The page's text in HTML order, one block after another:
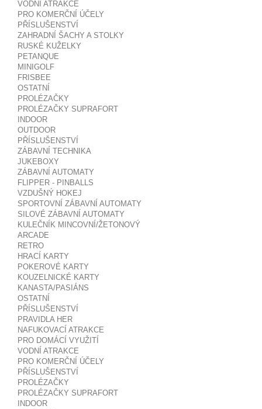
VODNÍ ATRAKCE
PRO KOMERČNÍ ÚČELY
PŘÍSLUŠENSTVÍ
ZAHRADNÍ ŠACHY A STOLKY
RUSKÉ KUŽELKY
PETANQUE
MINIGOLF
FRISBEE
OSTATNÍ
PROLÉZAČKY
PROLÉZAČKY SUPRAFORT
INDOOR
OUTDOOR
PŘÍSLUŠENSTVÍ
ZÁBAVNÍ TECHNIKA
JUKEBOXY
ZÁBAVNÍ AUTOMATY
FLIPPER - PINBALLS
VZDUŠNÝ HOKEJ
SPORTOVNÍ ZÁBAVNÍ AUTOMATY
SILOVÉ ZÁBAVNÍ AUTOMATY
KULEČNÍK MINCOVNÍ/ŽETONOVÝ
ARCADE
RETRO
HRACÍ KARTY
POKEROVÉ KARTY
KOUZELNICKÉ KARTY
KANASTA/PASIÁNS
OSTATNÍ
PŘÍSLUŠENSTVÍ
PRAVIDLA HER
NAFUKOVACÍ ATRAKCE
PRO DOMÁCÍ VYUŽITÍ
VODNÍ ATRAKCE
PRO KOMERČNÍ ÚČELY
PŘÍSLUŠENSTVÍ
PROLÉZAČKY
PROLÉZAČKY SUPRAFORT
INDOOR